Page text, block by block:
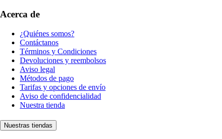
Acerca de
¿Quiénes somos?
Contáctanos
Términos y Condiciones
Devoluciones y reembolsos
Aviso legal
Métodos de pago
Tarifas y opciones de envío
Aviso de confidencialidad
Nuestra tienda
Nuestras tiendas